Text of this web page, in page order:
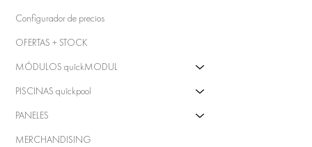
Configurador de precios
OFERTAS + STOCK
MÓDULOS quîckMODUL
PISCINAS quîckpool
PANELES
MERCHANDISING